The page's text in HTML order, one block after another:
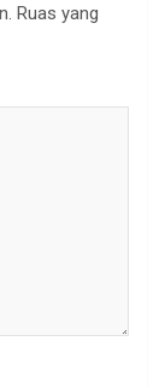
Ruas yang